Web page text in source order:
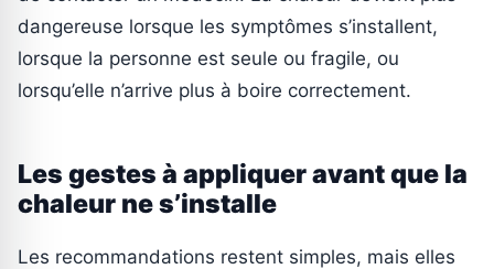
dangereuse lorsque les symptômes s’installent,
lorsque la personne est seule ou fragile, ou
lorsqu’elle n’arrive plus à boire correctement.
Les gestes à appliquer avant que la
chaleur ne s’installe
Les recommandations restent simples, mais elles